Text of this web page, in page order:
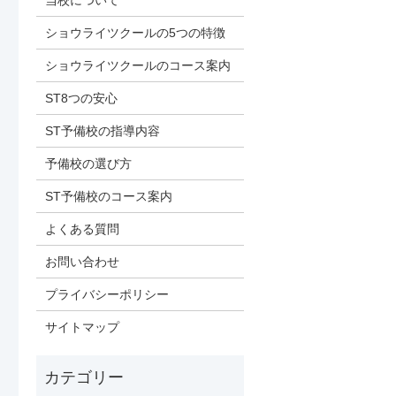
ショウライツクールの5つの特徴
ショウライツクールのコース案内
ST8つの安心
ST予備校の指導内容
予備校の選び方
ST予備校のコース案内
よくある質問
お問い合わせ
プライバシーポリシー
サイトマップ